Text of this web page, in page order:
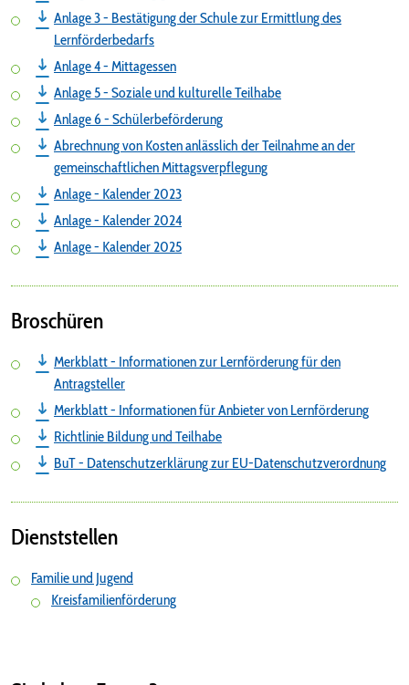
Anlage 3 - Bestätigung der Schule zur Ermittlung des
Lernförderbedarfs
Anlage 4 - Mittagessen
Anlage 5 - Soziale und kulturelle Teilhabe
Anlage 6 - Schülerbeförderung
Abrechnung von Kosten anlässlich der Teilnahme an der
gemeinschaftlichen Mittagsverpflegung
Anlage - Kalender 2023
Anlage - Kalender 2024
Anlage - Kalender 2025
Broschüren
Merkblatt - Informationen zur Lernförderung für den
Antragsteller
Merkblatt - Informationen für Anbieter von Lernförderung
Richtlinie Bildung und Teilhabe
BuT - Datenschutzerklärung zur EU-Datenschutzverordnung
Dienststellen
Familie und Jugend
Kreisfamilienförderung